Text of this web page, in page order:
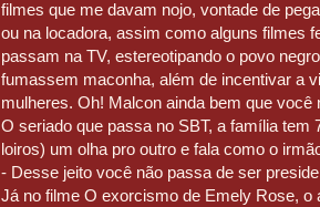
filmes que me davam nojo, vontade de
ou na locadora, assim como alguns filmes
passam na TV, estereotipando o povo
fumassem maconha, além de incentivar a
mulheres. Oh! Malcon ainda bem que você
O seriado que passa no SBT, a família tem
loiros) um olha pro outro e fala como o
- Desse jeito você não passa de ser
Já no filme O exorcismo de Emely Rose, o